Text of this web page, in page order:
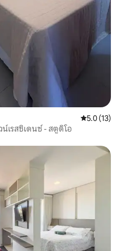
คะแนนเฉลี่ย
5.0 (13)
เรสซิเดนซ์ - สตูดิโอ